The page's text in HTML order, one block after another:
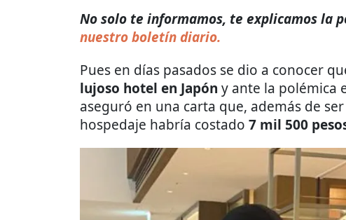
No solo te informamos, te explicamos la
nuestro boletín diario.
Pues en días pasados se dio a conocer
lujoso hotel en Japón y ante la polémica
aseguró en una carta que, además de
hospedaje habría costado 7 mil 500